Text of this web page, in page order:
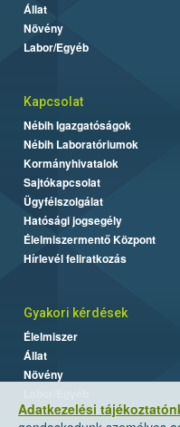
Adatkezelési
Állat
Növény
Labor/Egyéb
Kapcsolat
Nébih Igazgatóságok
Nébih Laboratóriumok
Kormányhivatalok
Sajtókapcsolat
Ügyfélszolgálat
Hatósági jogsegély
Élelmiszermentő Központ
Hírlevél feliratkozás
Gyakori kérdések
Élelmiszer
Állat
Növény